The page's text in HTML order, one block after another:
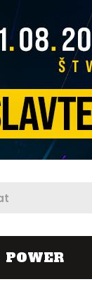
POWER